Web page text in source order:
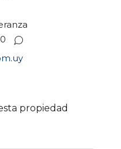
propiedad